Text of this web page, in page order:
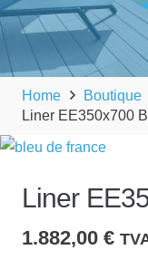
Home Boutique
Liner EE350x700
Liner
1.882,00 €